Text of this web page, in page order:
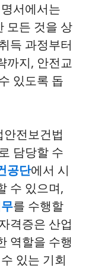
서에서는
모든 것을 상
득 과정부터
까지, 안전교
있도록 돕
안전보건법
담당할 수
공단에서 시
수 있으며,
를 수행할
격증은 산업
역할을 수행
있는 기회